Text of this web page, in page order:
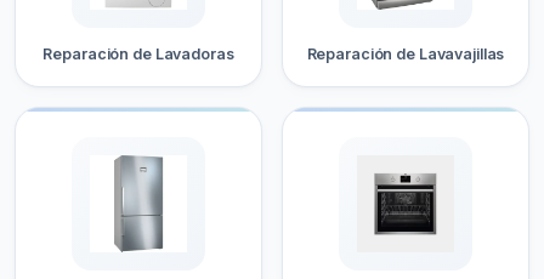
Reparación de Lavadoras Reparación de Lavavajillas